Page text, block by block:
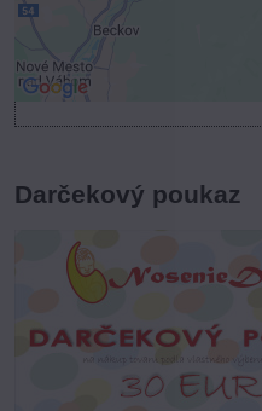
Darčekový poukaz